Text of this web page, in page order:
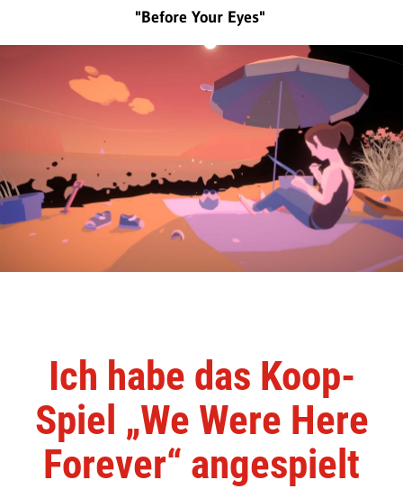
"Before Your Eyes"
Ich habe das Koop-
Spiel „We Were Here
Forever“ angespielt